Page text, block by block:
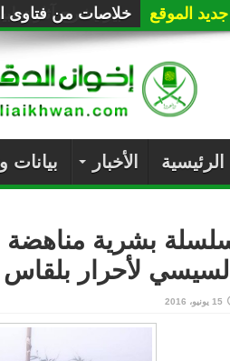
جديد الموقع خلاصات من فتاوى
الرئيسية الأخبار
بشرية
السيسي لأحرار بلقاس
15 يونيو، 2016